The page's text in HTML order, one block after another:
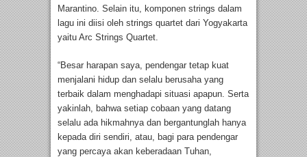
Marantino. Selain itu, komponen strings dalam
lagu ini diisi oleh strings quartet dari Yogyakarta
yaitu Arc Strings Quartet.
“Besar harapan saya, pendengar tetap kuat
menjalani hidup dan selalu berusaha yang
terbaik dalam menghadapi situasi apapun. Serta
yakinlah, bahwa setiap cobaan yang datang
selalu ada hikmahnya dan bergantunglah hanya
kepada diri sendiri, atau, bagi para pendengar
yang percaya akan keberadaan Tuhan,